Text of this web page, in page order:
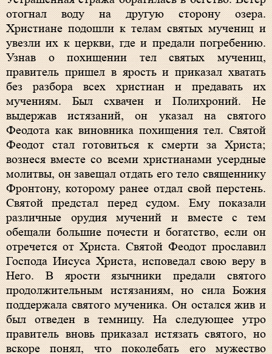
отогнал воду на другую сторону озера.
Христиане подошли к телам святых мучениц и
увезли их к церкви, где и предали погребению.
Узнав о похищении тел святых мучениц,
правитель пришел в ярость и приказал хватать
без разбора всех христиан и предавать их
мучениям. Был схвачен и Полихроний. Не
выдержав истязаний, он указал на святого
Феодота как виновника похищения тел. Святой
Феодот стал готовиться к смерти за Христа;
вознеся вместе со всеми христианами усердные
молитвы, он завещал отдать его тело священнику
Фронтону, которому ранее отдал свой перстень.
Святой предстал перед судом. Ему показали
различные орудия мучений и вместе с тем
обещали большие почести и богатство, если он
отречется от Христа. Святой Феодот прославил
Господа Иисуса Христа, исповедал свою веру в
Него. В ярости язычники предали святого
продолжительным истязаниям, но сила Божия
поддержала святого мученика. Он остался жив и
был отведен в темницу. На следующее утро
правитель вновь приказал истязать святого, но
вскоре понял, что поколебать его мужество